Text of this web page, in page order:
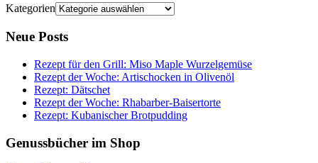
Kategorien
Neue Posts
Rezept für den Grill: Miso Maple Wurzelgemüse
Rezept der Woche: Artischocken in Olivenöl
Rezept: Dätschet
Rezept der Woche: Rhabarber-Baisertorte
Rezept: Kubanischer Brotpudding
Genussbücher im Shop